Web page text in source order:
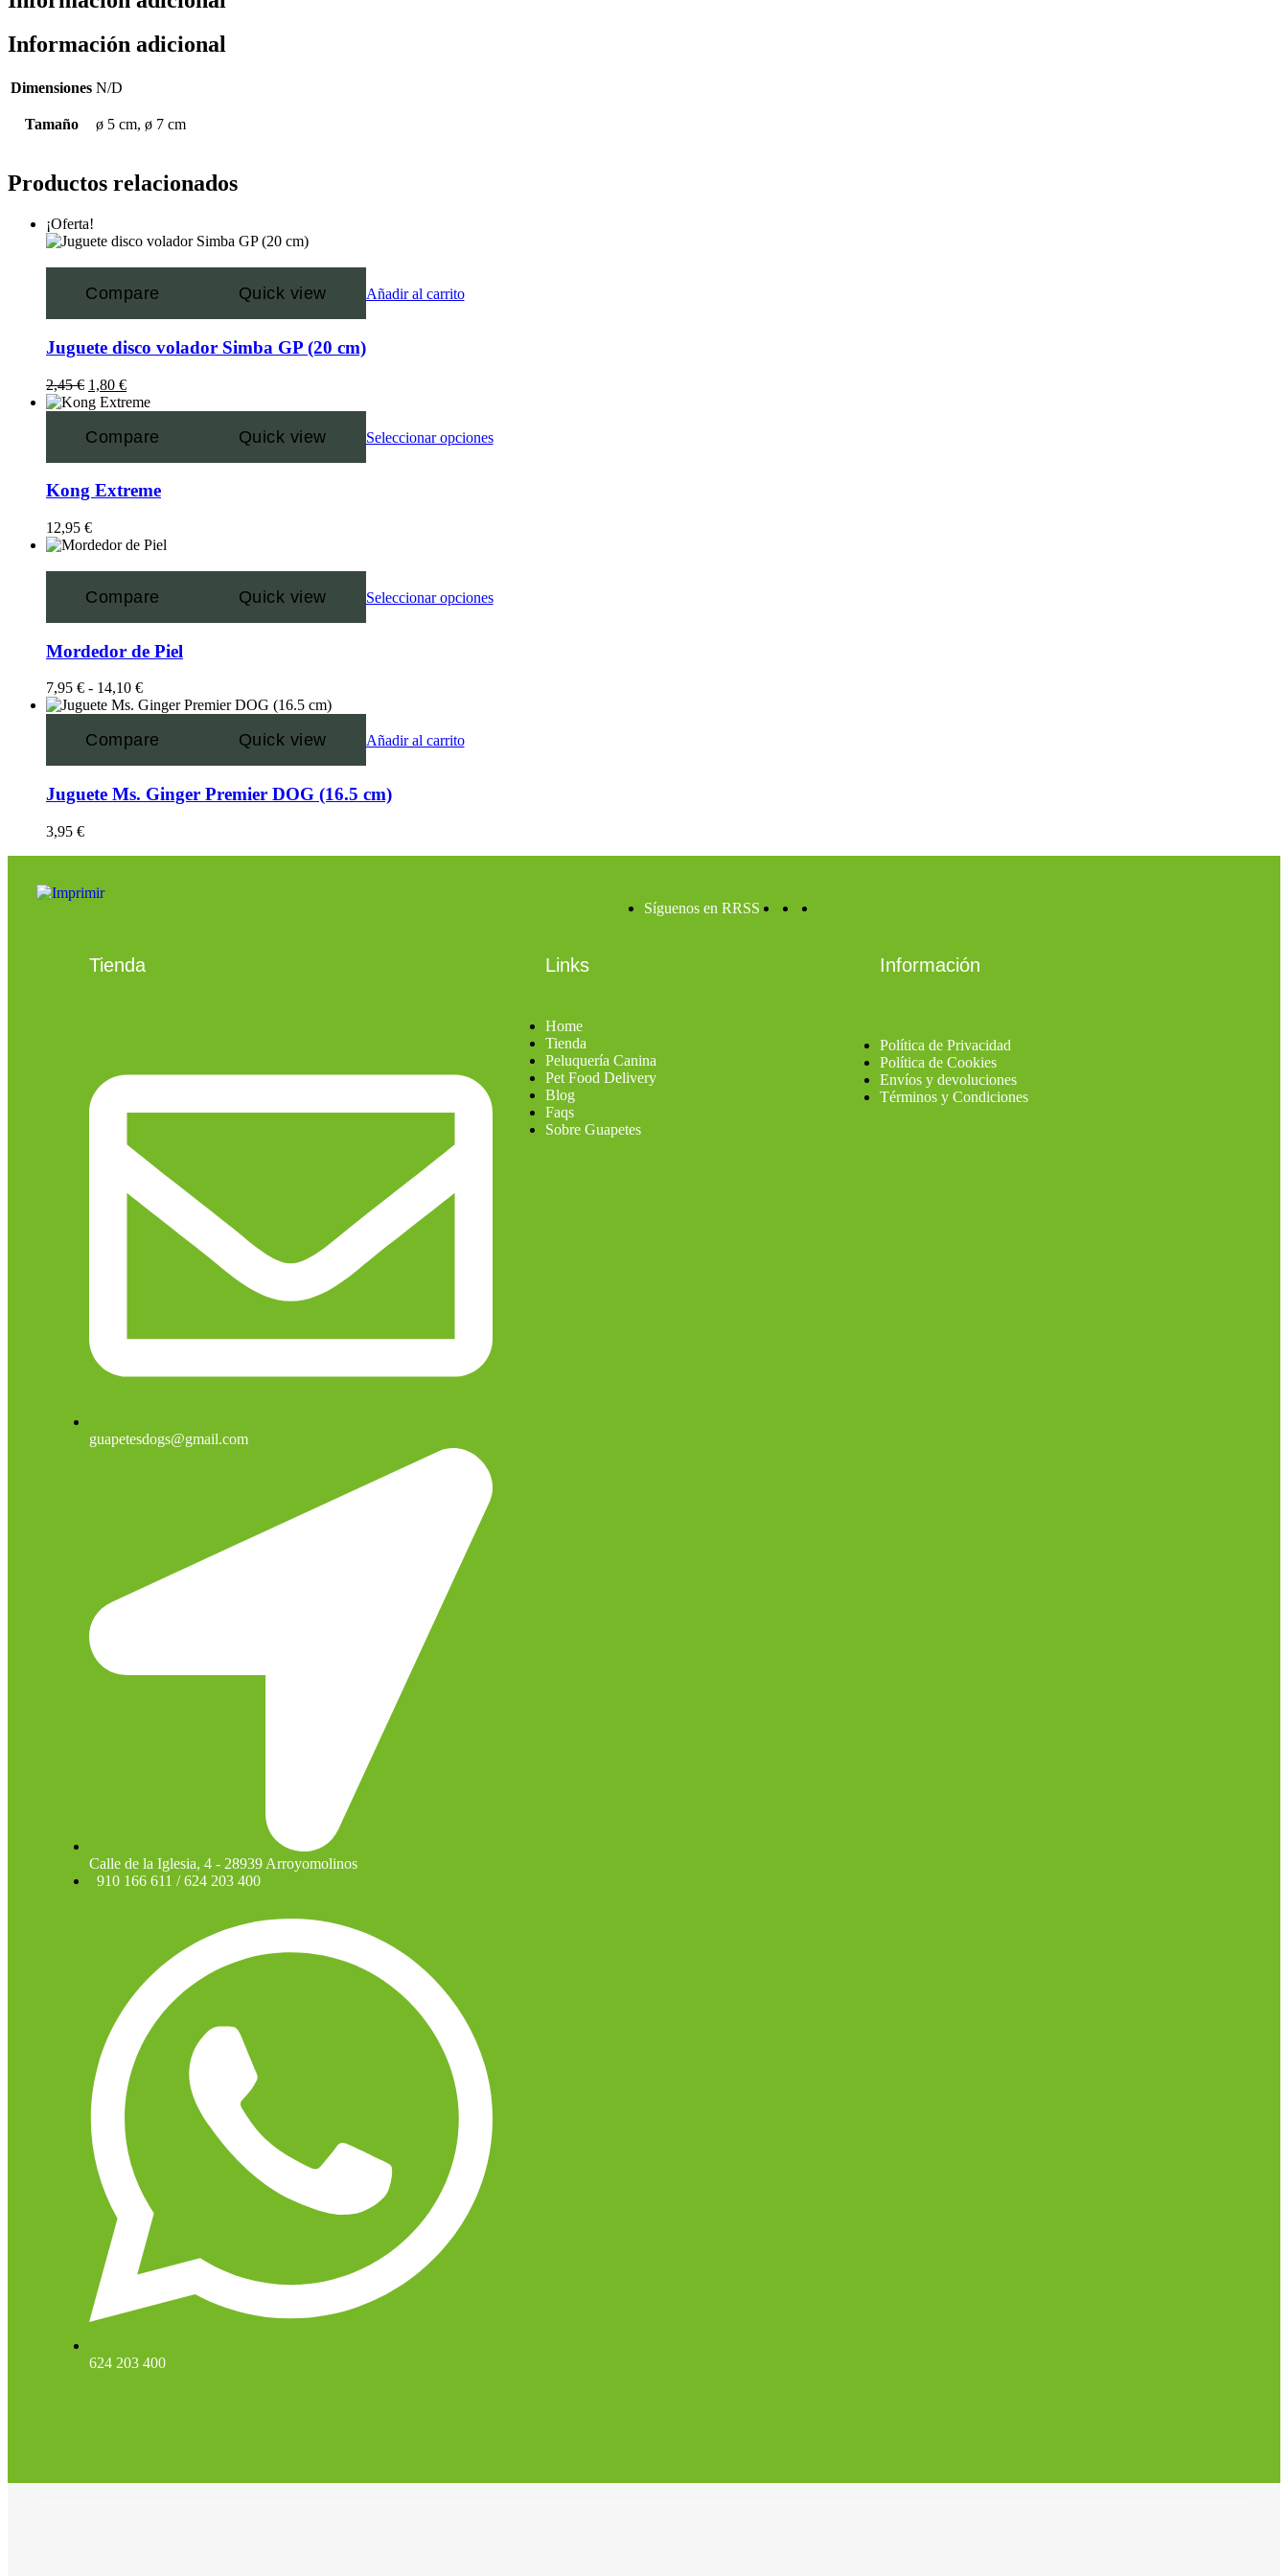
Información adicional
Dimensiones N/D
Tamaño ø 5 cm, ø 7 cm
Productos relacionados
¡Oferta!
Compare Quick view Añadir al carrito
Juguete disco volador Simba GP (20 cm)
2,45€ 1,80 €
Compare Quick view Seleccionar opciones
Kong Extreme
12,95 €
Compare Quick view Seleccionar opciones
Mordedor de Piel
7,95 € - 14,10 €
Compare Quick view Añadir al carrito
Juguete Ms. Ginger Premier DOG (16.5 cm)
3,95 €
Síguenos en RRSS
Tienda
guapetesdogs@gmail.com
Calle de la Iglesia, 4 - 28939 Arroyomolinos
910 166 611 / 624 203 400
624 203 400
Links
Home
Tienda
Peluquería Canina
Pet Food Delivery
Blog
Faqs
Sobre Guapetes
Información
Política de Privacidad
Política de Cookies
Envíos y devoluciones
Términos y Condiciones